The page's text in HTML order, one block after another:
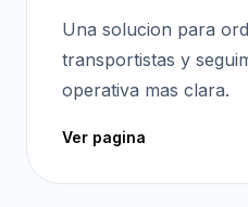
Una solucion para
transportistas y
operativa mas clara.
Ver pagina